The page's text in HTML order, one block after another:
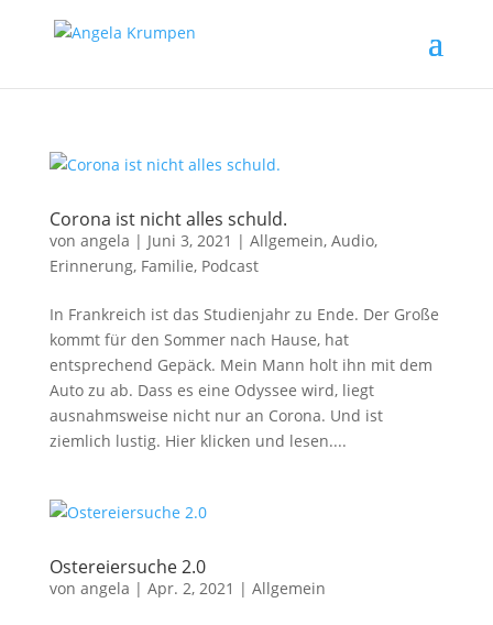
Corona ist nicht alles schuld.
von angela | Juni 3, 2021 | Allgemein, Audio,
Erinnerung, Familie, Podcast
In Frankreich ist das Studienjahr zu Ende. Der Große
kommt für den Sommer nach Hause, hat
entsprechend Gepäck. Mein Mann holt ihn mit dem
Auto zu ab. Dass es eine Odyssee wird, liegt
ausnahmsweise nicht nur an Corona. Und ist
ziemlich lustig. Hier klicken und lesen....
Ostereiersuche 2.0
von angela | Apr. 2, 2021 | Allgemein